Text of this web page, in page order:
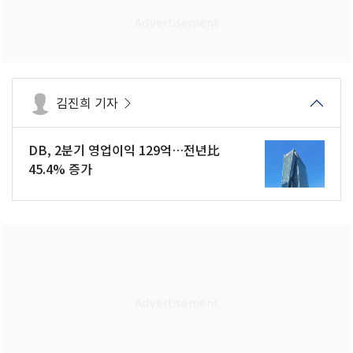
김진희 기자
DB, 2분기 영업이익 129억…전년比
45.4% 증가